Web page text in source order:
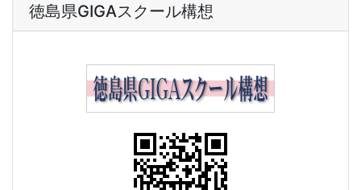
徳島県GIGAスクール構想